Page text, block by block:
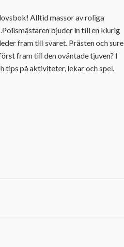
Alltid massor av roliga
bjuder in till en klurig
fram till svaret. Prästen och sure
fram till den oväntade tjuven? I
tips på aktiviteter, lekar och spel.